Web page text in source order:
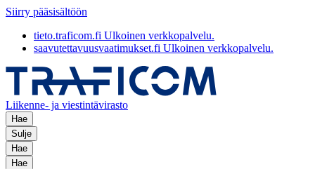
Siirry pääsisältöön
tieto.traficom.fi Ulkoinen verkkopalvelu.
saavutettavuusvaatimukset.fi Ulkoinen verkkopalvelu.
Liikenne- ja viestintävirasto
Hae
Sulje
Hae
Hae